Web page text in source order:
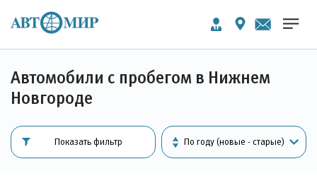
Автомобили с пробегом в Нижнем
Новгороде
Показать фильтр